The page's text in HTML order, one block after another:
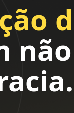
não